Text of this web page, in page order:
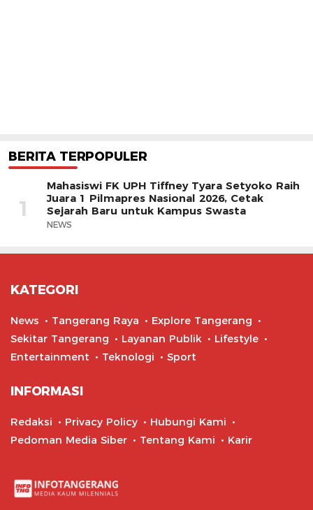
BERITA TERPOPULER
1
Mahasiswi FK UPH Tiffney Tyara Setyoko Raih
Juara 1 Pilmapres Nasional 2026, Cetak
Sejarah Baru untuk Kampus Swasta
NEWS
KATEGORI
News Tangerang Raya
Explore Tangerang
Sekitar Tangerang
Layanan Publik
Lifestyle
Entertainment
Teknologi Sport
INFORMASI
Redaksi Privacy Policy
Hubungi Kami
Pedoman Media Siber
Tentang Kami Karir